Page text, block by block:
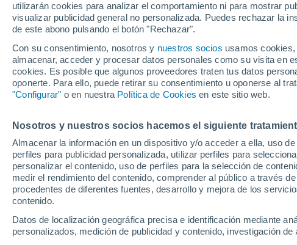
utilizarán cookies para analizar el comportamiento ni para mostrar
visualizar publicidad general no personalizada. Puedes rechazar la
de este abono pulsando el botón "Rechazar".
Con su consentimiento, nosotros y nuestros socios usamos
almacenar, acceder y procesar datos personales como su visita en
cookies. Es posible que algunos proveedores traten tus datos
oponerte. Para ello, puede retirar su consentimiento u oponerse al
"Configurar" o en nuestra Política de Cookies en este sitio web.
Nosotros y nuestros socios hacemos el siguiente
Almacenar la información en un dispositivo y/o acceder a ella, uso
perfiles para publicidad personalizada, utilizar perfiles para
personalizar el contenido, uso de perfiles para la selección de
medir el rendimiento del contenido, comprender al público a través
procedentes de diferentes fuentes, desarrollo y mejora de los
contenido.
Datos de localización geográfica precisa e identificación mediante
personalizados, medición de publicidad y contenido, investigación
¡Impresionante reventón
Prado, Colombia! El
torrenciales y vientos
Un reventón es una ráfaga de viento violenta que